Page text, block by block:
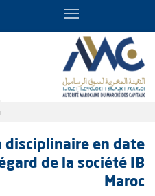
disciplinaire en date
de la société IB
Maroc